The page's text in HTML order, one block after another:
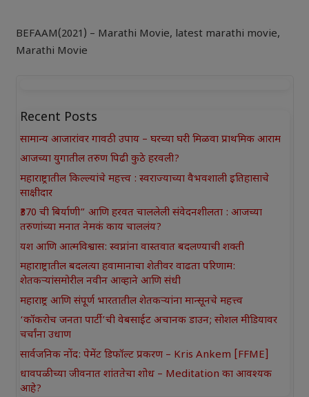
BEFAAM(2021) – Marathi Movie, latest marathi movie,
Marathi Movie
Recent Posts
सामान्य आजारांवर गावठी उपाय – घरच्या घरी मिळवा प्राथमिक आराम
आजच्या युगातील तरुण पिढी कुठे हरवली?
महाराष्ट्रातील किल्ल्यांचे महत्त्व : स्वराज्याच्या वैभवशाली इतिहासाचे
साक्षीदार
₹370 ची बिर्याणी” आणि हरवत चाललेली संवेदनशीलता : आजच्या
तरुणांच्या मनात नेमकं काय चाललंय?
यश आणि आत्मविश्वास: स्वप्नांना वास्तवात बदलण्याची शक्ती
महाराष्ट्रातील बदलत्या हवामानाचा शेतीवर वाढता परिणाम:
शेतकऱ्यांसमोरील नवीन आव्हाने आणि संधी
महाराष्ट्र आणि संपूर्ण भारतातील शेतकऱ्यांना मान्सूनचे महत्त्व
‘कॉकरोच जनता पार्टी’ची वेबसाईट अचानक डाउन; सोशल मीडियावर
चर्चांना उधाण
सार्वजनिक नोंद: पेमेंट डिफॉल्ट प्रकरण – Kris Ankem [FFME]
धावपळीच्या जीवनात शांततेचा शोध – Meditation का आवश्यक
आहे?